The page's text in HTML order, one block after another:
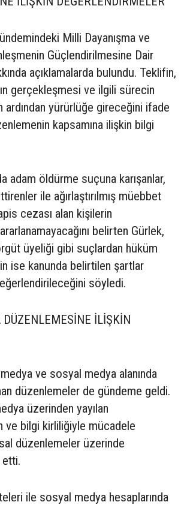
Milli Dayanışma ve
Güçlendirilmesine Dair
açıklamalarda bulundu. Teklifin,
gerçekleşmesi ve ilgili sürecin
ardından yürürlüğe gireceğini ifade
kapsamına ilişkin bilgi
adam öldürme suçuna karışanlar,
ile ağırlaştırılmış müebbet
cezası alan kişilerin
belirten Gürlek,
üyeliği gibi suçlardan hüküm
ise kanunda belirtilen şartlar
söyledi.
DÜZENLEMESİNE İLİŞKİN
ve sosyal medya alanında
düzenlemeler de gündeme geldi.
üzerinden yayılan
ve bilgi kirliliğiyle mücadele
düzenlemeler üzerinde
etti.
ile sosyal medya hesaplarında